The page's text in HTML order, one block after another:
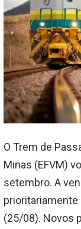
O Trem de
Minas (EFVM)
setembro. A
prioritariamente
(25/08). Novos